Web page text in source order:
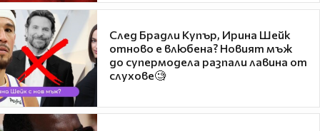
След Брадли Купър, Ирина Шейк
отново е влюбена? Новият мъж
до супермодела разпали лавина от
слухове🧐